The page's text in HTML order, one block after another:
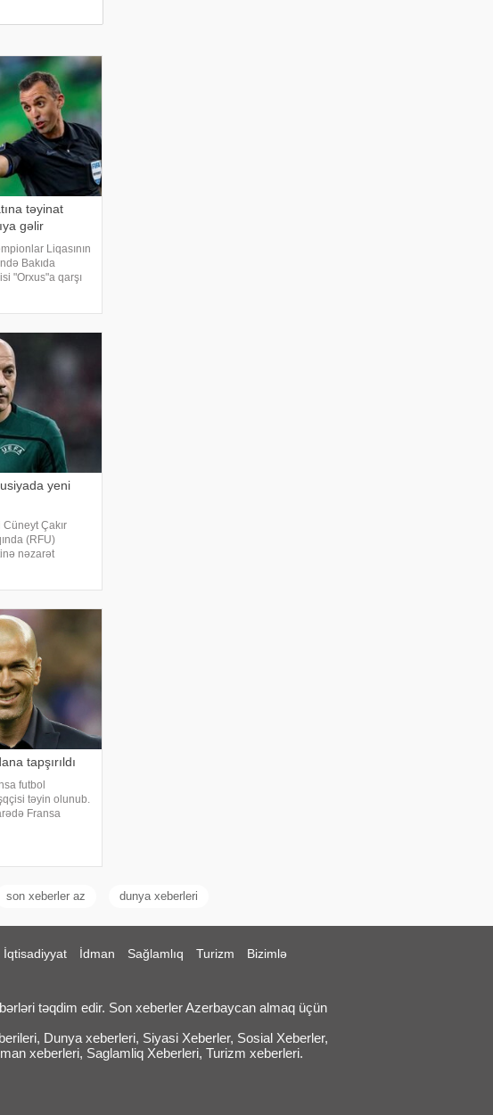
təyinat
gəlir
Liqasının
Bakıda
"Orxus"a qarşı
yeni
Cüneyt Çakır
(RFU)
nəzarət
tapşırıldı
futbol
təyin olunub.
Fransa
son xeberler az dunya xeberleri
İqtisadiyyat İdman Sağlamlıq Turizm
Bizimlə
təqdim edir. Son xeberler Azerbaycan almaq üçün
Dunya xeberleri, Siyasi Xeberler, Sosial Xeberler,
xeberleri, Saglamliq Xeberleri, Turizm xeberleri.